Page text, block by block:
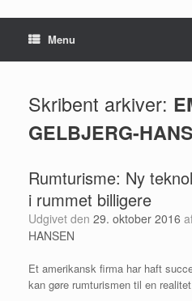
Menu
Skribent arkiver:
GELBJERG-
Rumturisme: Ny
i rummet billigere
Udgivet den 29. oktober 2016
HANSEN
Et amerikansk firma har haft
kan gøre rumturismen til en